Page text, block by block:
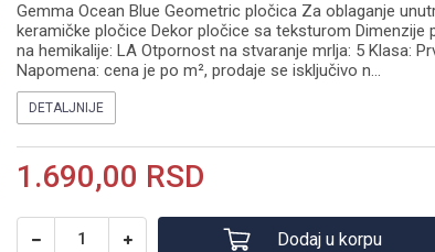
Gemma Ocean Blue Geometric pločica Za oblaganje
keramičke pločice Dekor pločice sa teksturom Dimenzije
na hemikalije: LA Otpornost na stvaranje mrlja: 5 Klasa:
Napomena: cena je po m², prodaje se isključivo n...
DETALJNIJE
1.690,00 RSD
Dodaj u korpu